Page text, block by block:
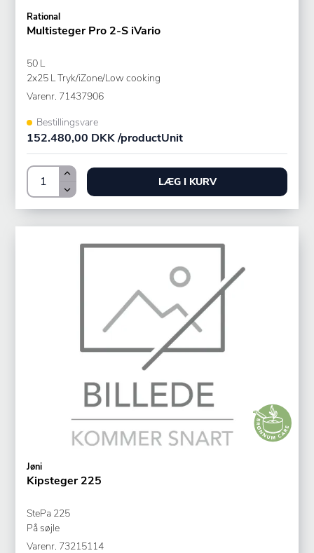
Rational
Multisteger Pro 2-S iVario
50 L
2x25 L Tryk/iZone/Low cooking
Varenr. 71437906
Bestillingsvare
152.480,00 DKK /productUnit
LÆG I KURV
Jøni
Kipsteger 225
StePa 225
På søjle
Varenr. 73215114